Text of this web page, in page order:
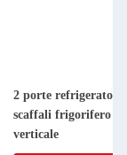
2 porte refrigeratore
scaffali frigorifero
verticale